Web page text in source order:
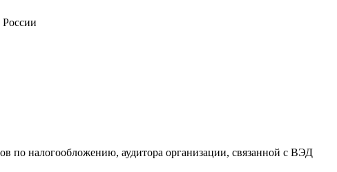
по налогообложению, аудитора организации, связанной с ВЭД